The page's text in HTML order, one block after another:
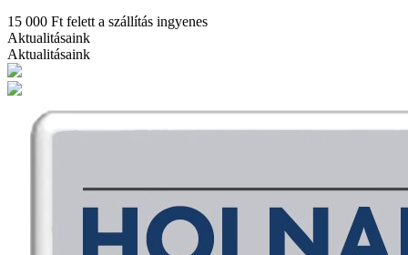
15 000 Ft felett a szállítás ingyenes
Aktualitásaink
Aktualitásaink